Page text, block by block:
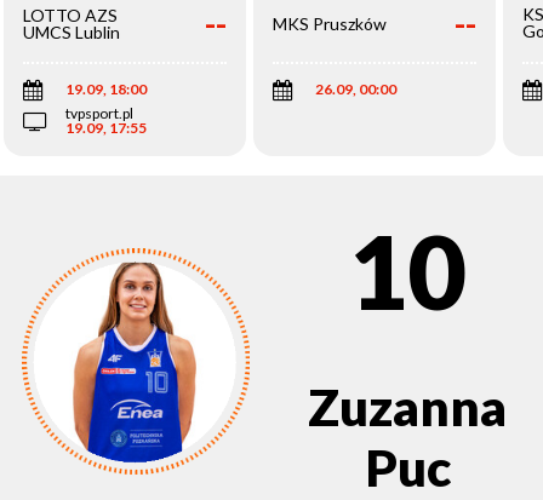
LOTTO AZS
UMCS Lublin
--
19.09, 18:00
tvpsport.pl
19.09, 17:55
MKS Pruszków --
26.09, 00:00
10
Zuzanna
Puc